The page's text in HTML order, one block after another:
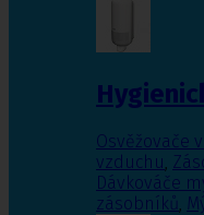
Osvěžovače
vzduchu,
Dávkováče
zásobníků,